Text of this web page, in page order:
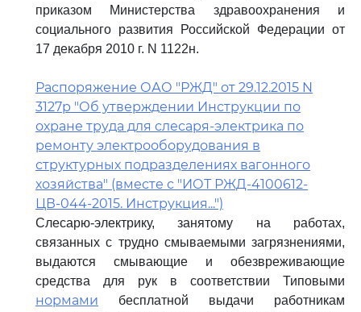
приказом Министерства здравоохранения и
социального развития Российской Федерации от
17 декабря 2010 г. N 1122н.
Распоряжение ОАО "РЖД" от 29.12.2015 N
3127р "Об утверждении Инструкции по
охране труда для слесаря-электрика по
ремонту электрооборудования в
структурных подразделениях вагонного
хозяйства" (вместе с "ИОТ РЖД-4100612-
ЦВ-044-2015. Инструкция...")
Слесарю-электрику, занятому на работах,
связанных с трудно смываемыми загрязнениями,
выдаются смывающие и обезвреживающие
средства для рук в соответствии Типовыми
нормами бесплатной выдачи работникам